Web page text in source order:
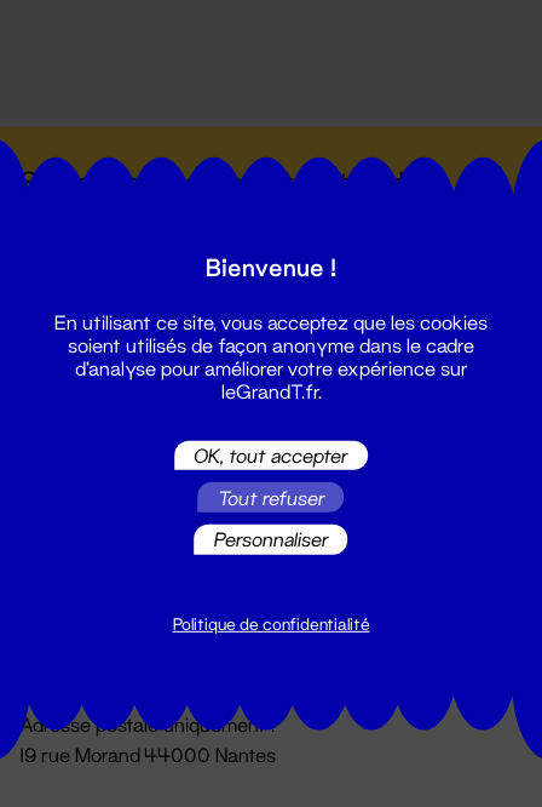
Suivez toutes les actualités du
Du lundi au vendredi 14h → 18h
Adresse postale uniquement :
19 rue Morand 44000 Nantes
Bienvenue !
En utilisant ce site, vous acceptez que les cookies
soient utilisés de façon anonyme dans le cadre
d'analyse pour améliorer votre expérience sur
leGrandT.fr.
OK, tout accepter
Tout refuser
Personnaliser
Politique de confidentialité